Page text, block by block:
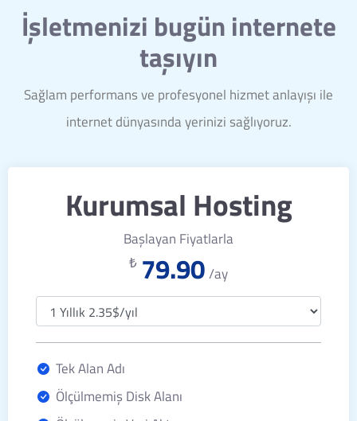
İşletmenizi bugün internete
taşıyın
Sağlam performans ve profesyonel hizmet anlayışı ile
internet dünyasında yerinizi sağlıyoruz.
Kurumsal Hosting
Başlayan Fiyatlarla
₺ 79.90/ay
Tek Alan Adı
Ölçülmemiş Disk Alanı